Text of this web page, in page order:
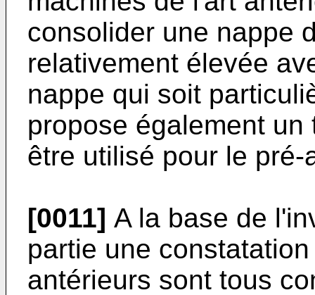
consolider une nappe
relativement élevée
nappe qui soit
propose également
être utilisé pour le
[0011] A la base de
partie une
antérieurs sont tous